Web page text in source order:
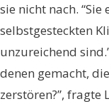
sie nicht nach.
selbstgesteckten
unzureichend
denen gemacht,
zerstören?”, fragte